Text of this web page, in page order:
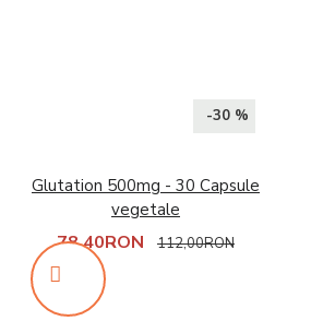
-30 %
Glutation 500mg - 30 Capsule
vegetale
78,40RON 112,00RON